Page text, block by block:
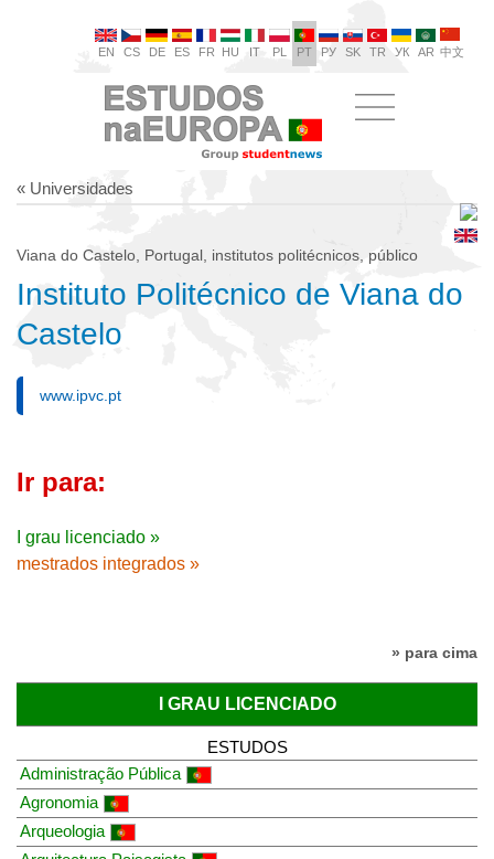
EN CS DE ES FR HU IT PL PT РУ SK TR УК AR 中文
« Universidades
Viana do Castelo, Portugal, institutos politécnicos, público
Instituto Politécnico de Viana do
Castelo
www.ipvc.pt
Ir para:
I grau licenciado »
mestrados integrados »
» para cima
I GRAU LICENCIADO
ESTUDOS
Administração Pública
Agronomia
Arqueologia